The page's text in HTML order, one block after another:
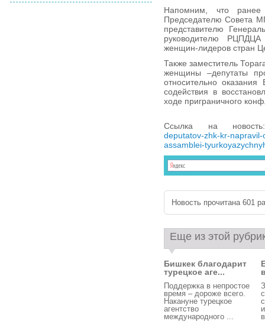
Напомним, что
Председателю Совета
представителю
руководителю
женщин-лидеров стран
Также заместитель
женщины –депутаты
относительно
содействия в
ходе приграничного
Ссылка на
deputatov-zhk-kr-
assamblei-
Новость прочитана 601
Еще из этой
Бишкек благодарит
турецкое аге...
Поддержка в непростое
время – дороже всего.
Накануне турецкое
агентство
международного ...